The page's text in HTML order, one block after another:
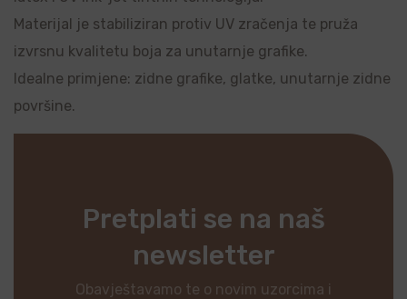
Materijal je stabiliziran protiv UV zračenja te pruža
izvrsnu kvalitetu boja za unutarnje grafike.
Idealne primjene: zidne grafike, glatke, unutarnje zidne
površine.
Pretplati se na naš
newsletter
Obavještavamo te o novim uzorcima i